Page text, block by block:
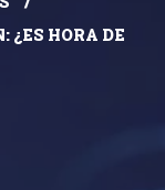
¿ES HORA DE